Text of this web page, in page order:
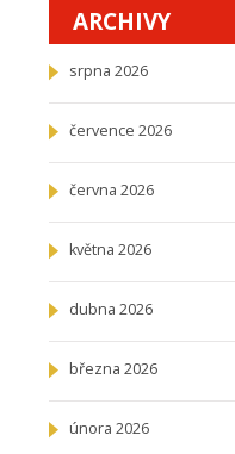
ARCHIVY
srpna 2026
července 2026
června 2026
května 2026
dubna 2026
března 2026
února 2026